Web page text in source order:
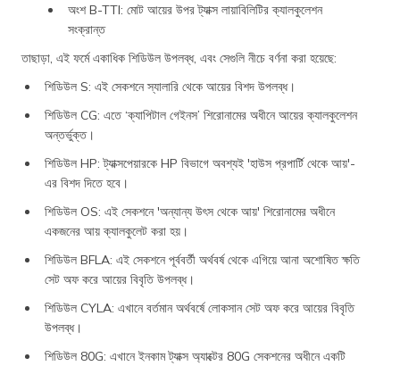
অংশ B-TTI: মোট আয়ের উপর ট্যাক্স লায়াবিলিটির ক্যালকুলেশন
সংক্রান্ত
তাছাড়া, এই ফর্মে একাধিক শিডিউল উপলব্ধ, এবং সেগুলি নীচে বর্ণনা করা হয়েছে:
শিডিউল S: এই সেকশনে স্যালারি থেকে আয়ের বিশদ উপলব্ধ।
শিডিউল CG: এতে ‘ক্যাপিটাল গেইনস’ শিরোনামের অধীনে আয়ের ক্যালকুলেশন
অন্তর্ভুক্ত।
শিডিউল HP: ট্যাক্সপেয়ারকে HP বিভাগে অবশ্যই 'হাউস প্রপার্টি থেকে আয়'-
এর বিশদ দিতে হবে।
শিডিউল OS: এই সেকশনে 'অন্যান্য উৎস থেকে আয়' শিরোনামের অধীনে
একজনের আয় ক্যালকুলেট করা হয়।
শিডিউল BFLA: এই সেকশনে পূর্ববর্তী অর্থবর্ষ থেকে এগিয়ে আনা অশোষিত ক্ষতি
সেট অফ করে আয়ের বিবৃতি উপলব্ধ।
শিডিউল CYLA: এখানে বর্তমান অর্থবর্ষে লোকসান সেট অফ করে আয়ের বিবৃতি
উপলব্ধ।
শিডিউল 80G: এখানে ইনকাম ট্যাক্স অ্যাক্টের 80G সেকশনের অধীনে একটি